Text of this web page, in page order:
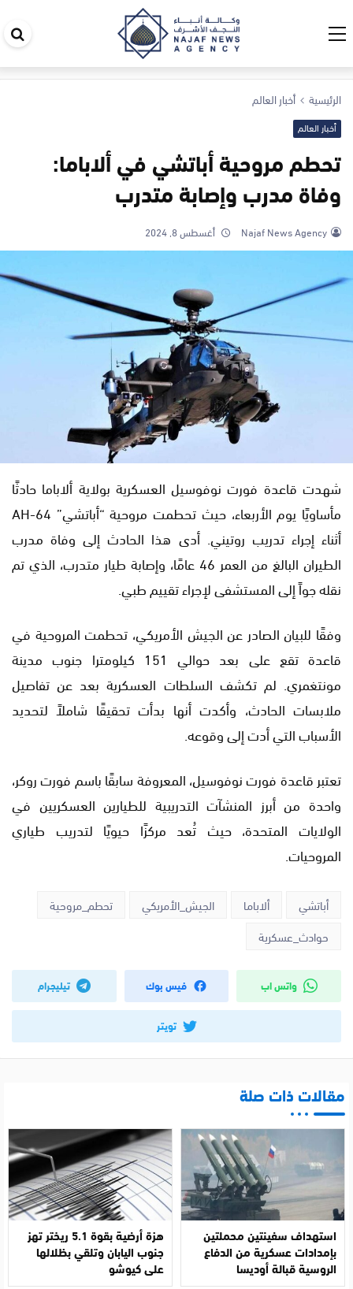
الرئيسية أخبار العالم
أخبار العالم
تحطم مروحية أباتشي في ألاباما:
وفاة مدرب وإصابة متدرب
Najaf News Agency أغسطس 8, 2024
شهدت قاعدة فورت نوفوسيل العسكرية بولاية ألاباما حادثًا
مأساويًا يوم الأربعاء، حيث تحطمت مروحية “أباتشي” AH-64
أثناء إجراء تدريب روتيني. أدى هذا الحادث إلى وفاة مدرب
الطيران البالغ من العمر 46 عامًا، وإصابة طيار متدرب، الذي تم
نقله جواً إلى المستشفى لإجراء تقييم طبي.
وفقًا للبيان الصادر عن الجيش الأمريكي، تحطمت المروحية في
قاعدة تقع على بعد حوالي 151 كيلومترا جنوب مدينة
مونتغمري. لم تكشف السلطات العسكرية بعد عن تفاصيل
ملابسات الحادث، وأكدت أنها بدأت تحقيقًا شاملاً لتحديد
الأسباب التي أدت إلى وقوعه.
تعتبر قاعدة فورت نوفوسيل، المعروفة سابقًا باسم فورت روكر،
واحدة من أبرز المنشآت التدريبية للطيارين العسكريين في
الولايات المتحدة، حيث تُعد مركزًا حيويًا لتدريب طياري
المروحيات.
أباتشي ألاباما الجيش_الأمريكي
تحطم_مروحية
حوادث_عسكرية
واتس اب فيس بوك تيليجرام
تويتر
مقالات ذات صلة
استهداف سفينتين محملتين
بإمدادات عسكرية من الدفاع
الروسية قبالة أوديسا
هزة أرضية بقوة 5.1 ريختر تهز
جنوب اليابان وتلقي بظلالها
على كيوشو